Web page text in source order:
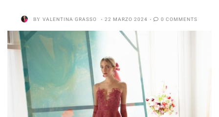
BY VALENTINA GRASSO 22 MARZO 2024 0 COMMENTS